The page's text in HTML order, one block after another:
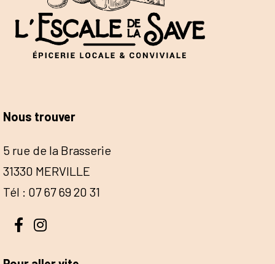
Nous trouver
5 rue de la Brasserie
31330 MERVILLE
Tél : 07 67 69 20 31